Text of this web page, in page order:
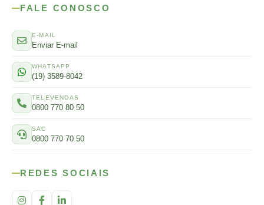
FALE CONOSCO
E-MAIL
Enviar E-mail
WHATSAPP
(19) 3589-8042
TELEVENDAS
0800 770 80 50
SAC
0800 770 70 50
REDES SOCIAIS